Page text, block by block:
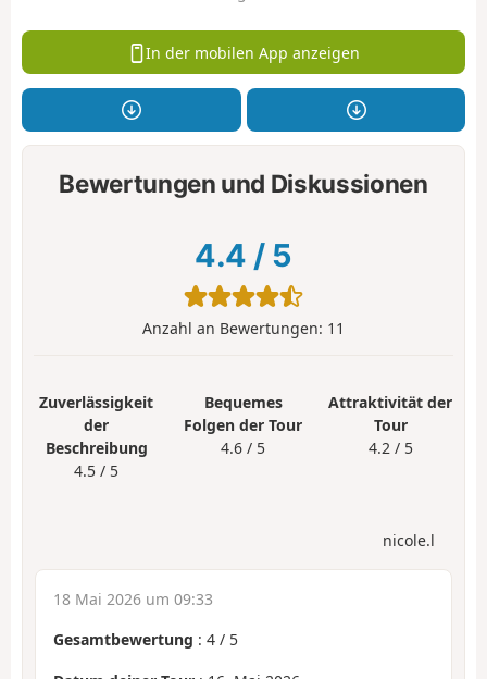
In der mobilen App anzeigen
Bewertungen und Diskussionen
4.4 / 5
Anzahl an Bewertungen: 11
Zuverlässigkeit
der
Beschreibung
4.5 / 5
Bequemes
Folgen der Tour
4.6 / 5
Attraktivität der
Tour
4.2 / 5
nicole.l
18 Mai 2026 um 09:33
Gesamtbewertung : 4 / 5